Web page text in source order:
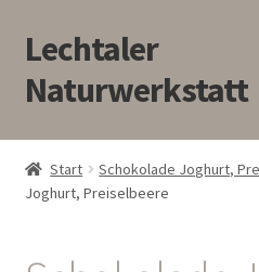
Zur
Navigation
springen
Zum
Inhalt
springen
Lechtaler
Naturwerkstatt
HOME
BLOG
Start Schokolade Joghurt,
Joghurt, Preiselbeere